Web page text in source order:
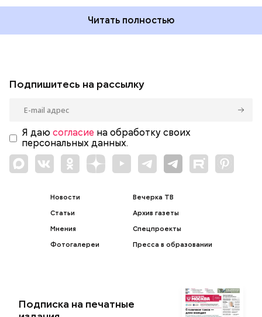
Читать полностью
Подпишитесь на рассылку
Я даю согласие на обработку своих
персональных данных.
Новости
Статьи
Мнения
Фотогалереи
Вечерка ТВ
Архив газеты
Спецпроекты
Пресса в образовании
Подписка на печатные